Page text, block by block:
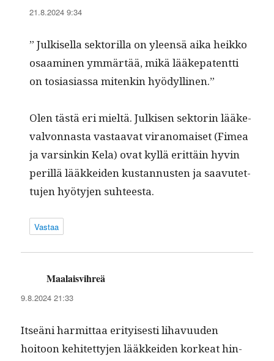
21.8.2024 9:34
” Julkisel­la sek­to­ril­la on yleen­sä aika heikko
osaami­nen ymmärtää, mikä lääkepatent­ti
on tosi­asi­as­sa mitenkin hyödyllinen.”
Olen tästä eri mieltä. Julkisen sek­torin lääke­
valvon­nas­ta vas­taa­vat vira­nomaiset (Fimea
ja varsinkin Kela) ovat kyl­lä erit­täin hyvin
per­il­lä lääkkei­den kus­tan­nusten ja saavutet­
tu­jen hyö­ty­jen suhteesta.
Vastaa
Maalaisvihreä
9.8.2024 21:33
Itseäni har­mit­taa eri­tyis­es­ti lihavu­u­den
hoitoon kehitet­ty­jen lääkkei­den korkeat hin­